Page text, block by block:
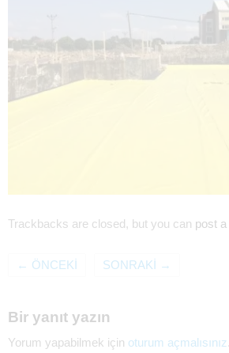
Trackbacks are closed, but you can post
← ÖNCEKI SONRAKI →
Bir yanıt yazın
Yorum yapabilmek için oturum açmalısınız